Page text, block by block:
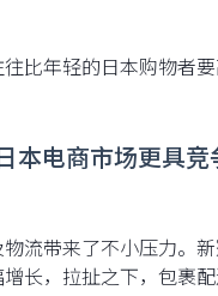
比年轻的日本购物者要
本电商市场更具竞
流带来了不小压力。
长，拉扯之下，包裹